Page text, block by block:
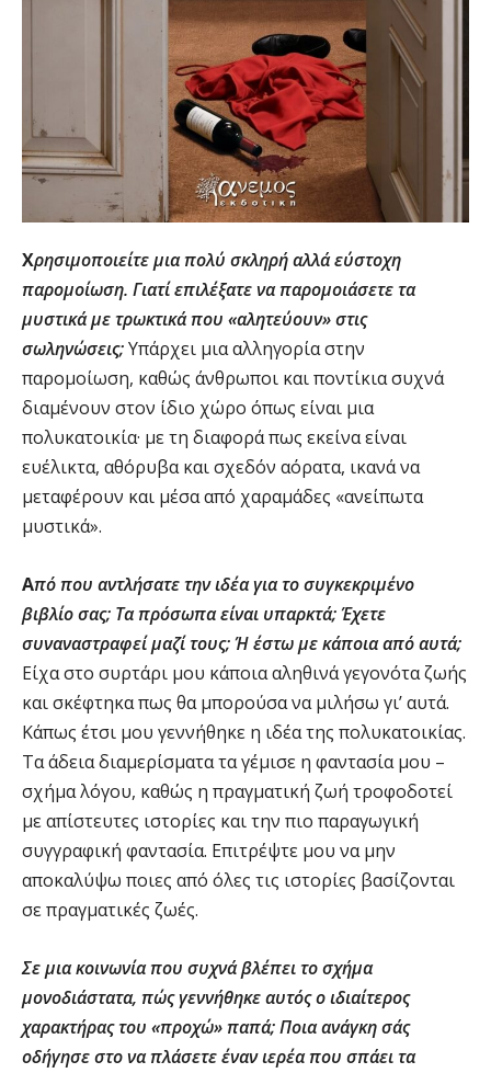
Χρησιμοποιείτε μια πολύ σκληρή αλλά εύστοχη
παρομοίωση. Γιατί επιλέξατε να παρομοιάσετε τα
μυστικά με τρωκτικά που «αλητεύουν» στις
σωληνώσεις;Υπάρχει μια αλληγορία στην
παρομοίωση, καθώς άνθρωποι και ποντίκια συχνά
διαμένουν στον ίδιο χώρο όπως είναι μια
πολυκατοικία· με τη διαφορά πως εκείνα είναι
ευέλικτα, αθόρυβα και σχεδόν αόρατα, ικανά να
μεταφέρουν και μέσα από χαραμάδες «ανείπωτα
μυστικά».
Από που αντλήσατε την ιδέα για το συγκεκριμένο
βιβλίο σας; Τα πρόσωπα είναι υπαρκτά; Έχετε
συναναστραφεί μαζί τους; Ή έστω με κάποια από αυτά;
Είχα στο συρτάρι μου κάποια αληθινά γεγονότα ζωής
και σκέφτηκα πως θα μπορούσα να μιλήσω γι’ αυτά.
Κάπως έτσι μου γεννήθηκε η ιδέα της πολυκατοικίας.
Τα άδεια διαμερίσματα τα γέμισε η φαντασία μου –
σχήμα λόγου, καθώς η πραγματική ζωή τροφοδοτεί
με απίστευτες ιστορίες και την πιο παραγωγική
συγγραφική φαντασία. Επιτρέψτε μου να μην
αποκαλύψω ποιες από όλες τις ιστορίες βασίζονται
σε πραγματικές ζωές.
Σε μια κοινωνία που συχνά βλέπει το σχήμα
μονοδιάστατα, πώς γεννήθηκε αυτός ο ιδιαίτερος
χαρακτήρας του «προχώ» παπά; Ποια ανάγκη σάς
οδήγησε στο να πλάσετε έναν ιερέα που σπάει τα